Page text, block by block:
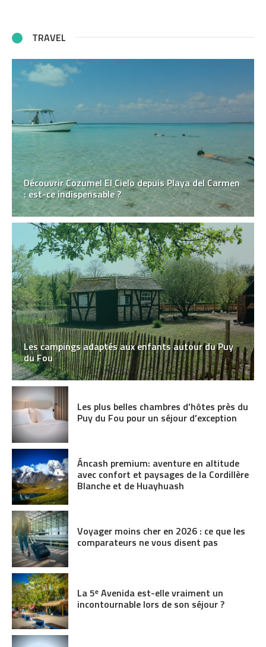
TRAVEL
Découvrir Cozumel El Cielo depuis Playa del Carmen
: est-ce indispensable ?
Les campings adaptés aux enfants autour du Puy
du Fou
Les plus belles chambres d’hôtes près du
Puy du Fou pour un séjour d’exception
Áncash premium: aventure en altitude
avec confort et paysages de la Cordillère
Blanche et de Huayhuash
Voyager moins cher en 2026 : ce que les
comparateurs ne vous disent pas
La 5ᵉ Avenida est-elle vraiment un
incontournable lors de son séjour ?